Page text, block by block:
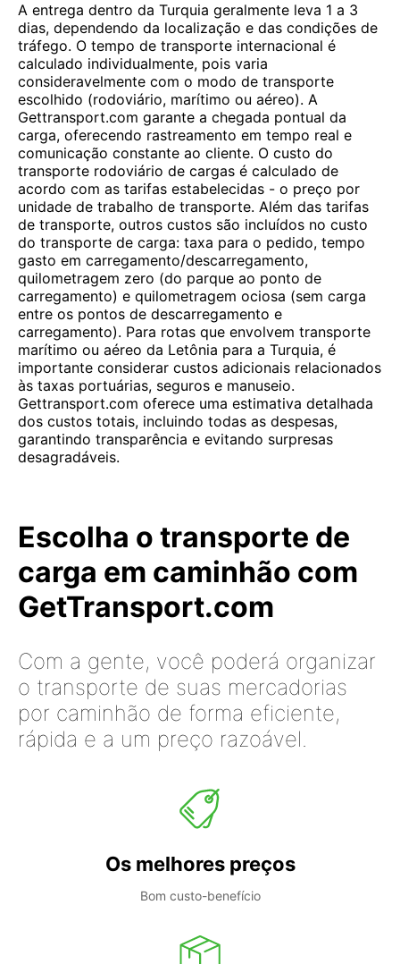
A entrega dentro da Turquia geralmente leva 1 a 3
dias, dependendo da localização e das condições de
tráfego. O tempo de transporte internacional é
calculado individualmente, pois varia
consideravelmente com o modo de transporte
escolhido (rodoviário, marítimo ou aéreo). A
Gettransport.com garante a chegada pontual da
carga, oferecendo rastreamento em tempo real e
comunicação constante ao cliente. O custo do
transporte rodoviário de cargas é calculado de
acordo com as tarifas estabelecidas - o preço por
unidade de trabalho de transporte. Além das tarifas
de transporte, outros custos são incluídos no custo
do transporte de carga: taxa para o pedido, tempo
gasto em carregamento/descarregamento,
quilometragem zero (do parque ao ponto de
carregamento) e quilometragem ociosa (sem carga
entre os pontos de descarregamento e
carregamento). Para rotas que envolvem transporte
marítimo ou aéreo da Letônia para a Turquia, é
importante considerar custos adicionais relacionados
às taxas portuárias, seguros e manuseio.
Gettransport.com oferece uma estimativa detalhada
dos custos totais, incluindo todas as despesas,
garantindo transparência e evitando surpresas
desagradáveis.
Escolha o transporte de
carga em caminhão com
GetTransport.com
Com a gente, você poderá organizar
o transporte de suas mercadorias
por caminhão de forma eficiente,
rápida e a um preço razoável.
Os melhores preços
Bom custo-benefício